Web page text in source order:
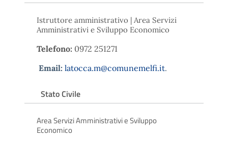
Istruttore amministrativo | Area Servizi
Amministrativi e Sviluppo Economico
Telefono: 0972 251271
Email: latocca.m@comunemelfi.it.
Stato Civile
Area Servizi Amministrativi e Sviluppo
Economico